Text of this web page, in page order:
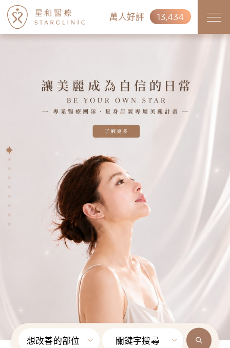
萬人好評 13,434
想改善的部位 關鍵字搜尋